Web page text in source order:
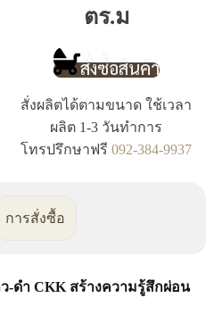
ตร.ม
สั่งซื้อสินค้า
สั่งผลิตได้ตามขนาด ใช้เวลา
ผลิต 1-3 วันทำการ
โทรปรึกษาฟรี 092-384-9937
การสั่งซื้อ
-ดำ CKK สร้างความรู้สึกผ่อน